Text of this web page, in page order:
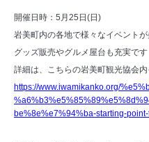
開催日時：5月25日(日)
岩美町内の各地で様々なイベントが
グッズ販売やグルメ屋台も充実です
詳細は、こちらの岩美町観光協会
https://www.iwamikanko.org/
be%8e%e7%94%ba-starting-